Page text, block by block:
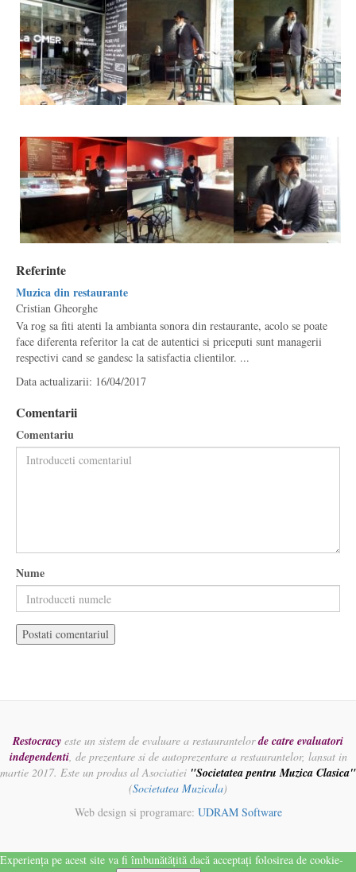
Referinte
Muzica din restaurante
Cristian Gheorghe
Va rog sa fiti atenti la ambianta sonora din restaurante, acolo se poate
face diferenta referitor la cat de autentici si priceputi sunt managerii
respectivi cand se gandesc la satisfactia clientilor. ...
Data actualizarii: 16/04/2017
Comentarii
Comentariu
Nume
Restocracy este un sistem de evaluare a restaurantelorde catre evaluatori
independenti, de prezentare si de autoprezentare a restaurantelor, lansat in
martie 2017. Este un produs al Asociatiei "Societatea pentru Muzica Clasica"
(Societatea Muzicala)
Web design si programare: UDRAM Software
Experiența pe acest site va fi îmbunătățită dacă acceptați folosirea de cookie-